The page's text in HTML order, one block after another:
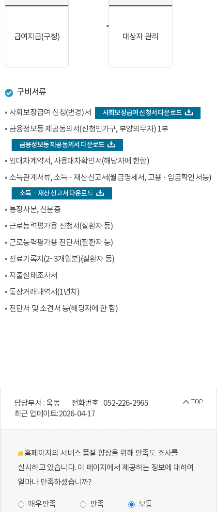
급여지급(구청) 대상자 관리
구비서류
사회보장급여 신청(변경)서 사회보장급여 신청서 다운로드
금융정보등 제공동의서(신청인가구, 부양의무자) 1부
금융정보등 제공동의서 다운로드
임대차계약서, 사용대차확인서(해당자에 한함)
소득관계서류, 소득ㆍ재산신고서(월급명세서, 고용 · 임금확인서등)
소득ㆍ재산 신고서 다운로드
통장사본, 신분증
근로능력평가용 신청서(질환자 등)
근로능력평가용 진단서(질환자 등)
진료기록지(2~3개월분)(질환자 등)
지출실태조사서
통장거래내역서(1년치)
진단서 및 소견서 등(해당자에 한 함)
담당부서 : 옥동
전화번호 : 052-226-2965
최근 업데이트:2026-04-17
홈페이지의 서비스 품질 향상을 위해 만족도 조사를
실시하고 있습니다. 이 페이지에서 제공하는 정보에 대하여
얼마나 만족하셨습니까?
매우만족 만족 보통